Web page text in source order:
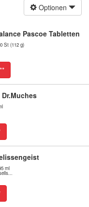
Optionen
Pascoe Tabletten
St (112 g)
**
Dr.Muches
ml